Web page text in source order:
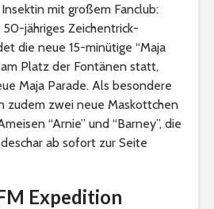
mit großem Fanclub:
jähriges Zeichentrick-
die neue 15-minütige “Maja
Platz der Fontänen statt,
Maja Parade. Als besondere
zudem zwei neue Maskottchen
“Arnie” und “Barney”, die
ab sofort zur Seite
Expedition